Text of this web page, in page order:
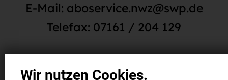
E-Mail: aboservice.nwz@swp.de
Telefax: 07161 / 204 129
Hiermit widerrufe(n) ich/wir (*) den
Wir nutzen Cookies.